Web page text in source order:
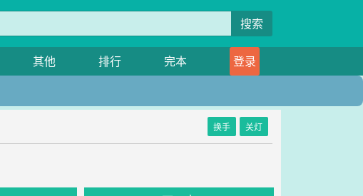
搜索
其他 排行 完本
登录
换手 关灯